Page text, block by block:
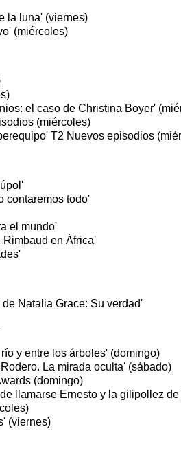
la luna' (viernes)
(miércoles)
el caso de Christina Boyer'
(miércoles)
T2 Nuevos episodios
contaremos todo'
el mundo'
en África'
Natalia Grace: Su verdad'
y entre los árboles' (domingo)
La mirada oculta' (sábado)
(domingo)
llamarse Ernesto y la gilipollez
(viernes)